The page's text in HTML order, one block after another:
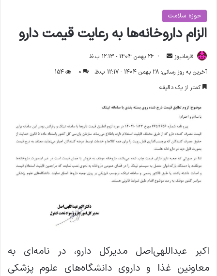
حوزه سلامت
الزام داروخانه‌ها به رعایت قیمت دارو
فارمانیوز
ا
ی
م
ی
ل
26 بهمن 1404 - 12:13 ب.ظ
آخرین به روز رسانی: 28 بهمن 1404 - 12:17 ب.ظ
0
154
کمتر از یک دقیقه
اکبر عبداللهی‌اصل مدیرکل دارو، در نامه‌ای به
معاونین غذا و داروی دانشگاه‌های علوم پزشکی